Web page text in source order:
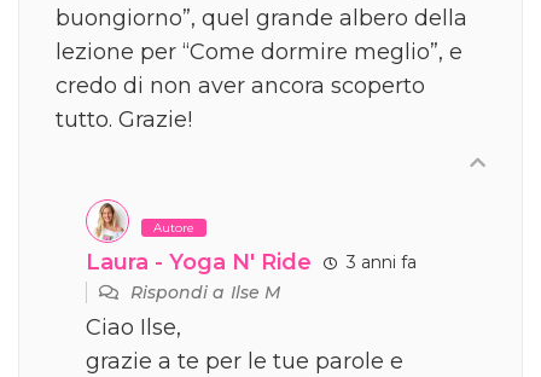
buongiorno”, quel grande albero della
lezione per “Come dormire meglio”, e
credo di non aver ancora scoperto
tutto. Grazie!
Autore
Laura - Yoga N' Ride
3 anni fa
Rispondi aIlse M
Ciao Ilse,
grazie a te per le tue parole e